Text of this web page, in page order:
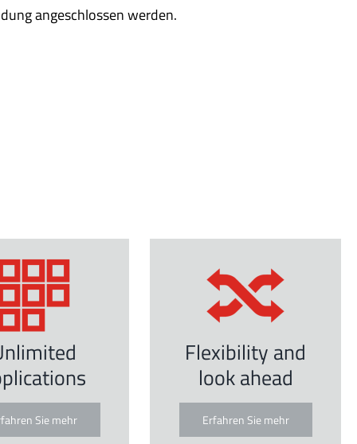
angeschlossen werden.
Sie mehr
Flexibility and
look ahead
Erfahren Sie mehr